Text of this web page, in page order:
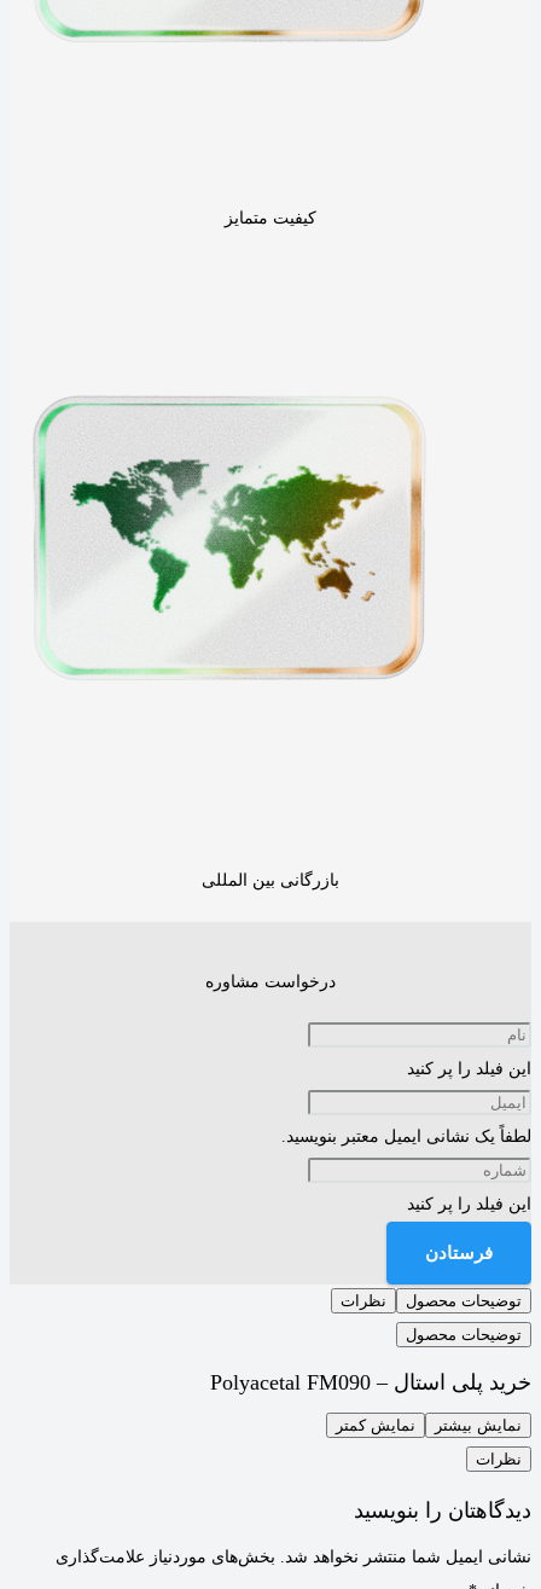
کیفیت متمایز
بازرگانی بین المللی
درخواست مشاوره
این فیلد را پر کنید
لطفاً یک نشانی ایمیل معتبر بنویسید.
این فیلد را پر کنید
فرستادن
توضیحات محصول
نظرات
توضیحات محصول
خرید پلی استال – Polyacetal FM090
نمایش بیشتر
نمایش کمتر
نظرات
دیدگاهتان را بنویسید
نشانی ایمیل شما منتشر نخواهد شد.
بخش‌های موردنیاز علامت‌گذاری